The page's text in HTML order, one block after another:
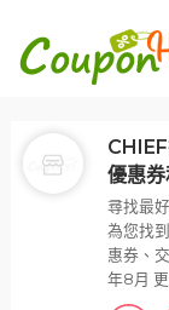
優惠
尋找最
為您找
惠券、
年8月